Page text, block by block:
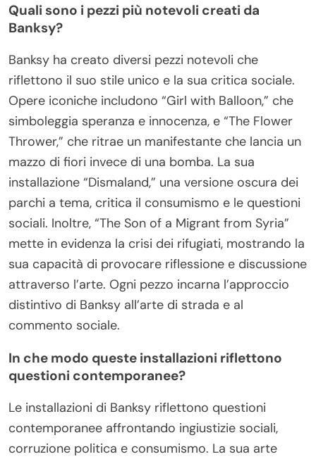
Quali sono i pezzi più notevoli creati da
Banksy?
Banksy ha creato diversi pezzi notevoli che
riflettono il suo stile unico e la sua critica sociale.
Opere iconiche includono “Girl with Balloon,” che
simboleggia speranza e innocenza, e “The Flower
Thrower,” che ritrae un manifestante che lancia un
mazzo di fiori invece di una bomba. La sua
installazione “Dismaland,” una versione oscura dei
parchi a tema, critica il consumismo e le questioni
sociali. Inoltre, “The Son of a Migrant from Syria”
mette in evidenza la crisi dei rifugiati, mostrando la
sua capacità di provocare riflessione e discussione
attraverso l’arte. Ogni pezzo incarna l’approccio
distintivo di Banksy all’arte di strada e al
commento sociale.
In che modo queste installazioni riflettono
questioni contemporanee?
Le installazioni di Banksy riflettono questioni
contemporanee affrontando ingiustizie sociali,
corruzione politica e consumismo. La sua arte